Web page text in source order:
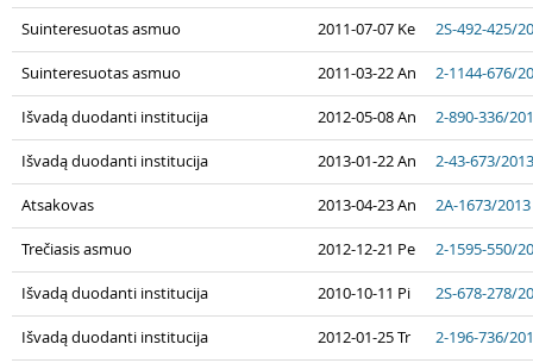
Suinteresuotas asmuo 2011-07-07 Ke 2S-492-425/
Suinteresuotas asmuo 2011-03-22 An 2-1144-676/
Išvadą duodanti institucija 2012-05-08 An 2-890-336/
Išvadą duodanti institucija 2013-01-22 An 2-43-673/2013
Atsakovas 2013-04-23 An 2A-1673/2013
Trečiasis asmuo 2012-12-21 Pe 2-1595-550/
Išvadą duodanti institucija 2010-10-11 Pi 2S-678-278/
Išvadą duodanti institucija 2012-01-25 Tr 2-196-736/